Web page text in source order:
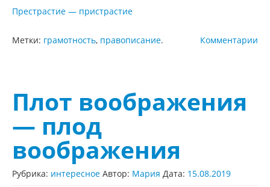
Престрастие — пристрастие
Комментарии
Метки: грамотность, правописание.
Плот воображения
— плод
воображения
Рубрика: интересное Автор: Мария Дата: 15.08.2019